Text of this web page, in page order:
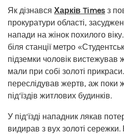
Як дізнався Харків Times з
прокуратури області,
напади на жінок похилого
біля станції метро
підземки чоловік вистежував
мали при собі золоті
переслідував жертв, аж поки
під’їздів житлових будинків.
У під’їзді нападник лякав
видирав з вух золоті